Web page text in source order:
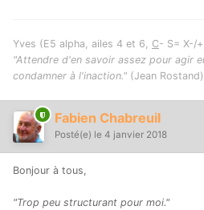
Yves (E5 alpha, ailes 4 et 6, C- S= X-/
"Attendre d'en savoir assez pour agir
condamner à l'inaction." (Jean Rostand)
Fabien Chabreuil
Posté(e) le 4 janvier 2018
Bonjour à tous,
"Trop peu structurant pour moi."